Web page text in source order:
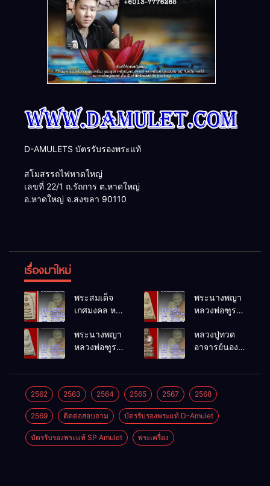
D-AMULETS บัตรรับรองพระแท้
สโมสรรถไฟหาดใหญ่
เลขที่ 22/1 ถ.รัถการ ต.หาดใหญ่
อ.หาดใหญ่ จ.สงขลา 90110
เรื่องมาใหม่
พระสมเด็จ
เกศมงคล หล
โพธิ์นิมิตร
พ.ศ.2512
พระนางพญา
หลวงพ่อฑูรย์
พ.ศ.2512
พระนางพญา
หลวงพ่อฑูรย์
พ.ศ.2512
หลวงปู่ทวด
อาจารย์นอง
พ.ศ.2541
2562 2563 2564 2565 2567 2568
2569 ติดต่อสอบถาม บัตรรับรองพระแท้ D-Amulet
บัตรรับรองพระแท้ SP Amulet พระเครื่อง